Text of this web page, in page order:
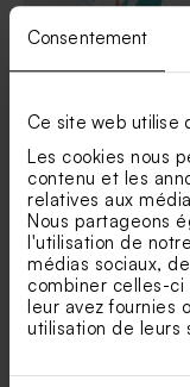
Consentement
Ce site web utilise
Les cookies nous
contenu et les
relatives aux
Nous partageons
l'utilisation de
médias sociaux,
combiner celles-ci
leur avez fournies
utilisation de leurs
naissance renard